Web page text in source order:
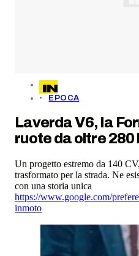
EPOCA
Laverda V6, la
ruote da oltre 280
Un progetto estremo da 140
trasformato per la strada. Ne
con una storia unica
https://www.google.com/
inmoto